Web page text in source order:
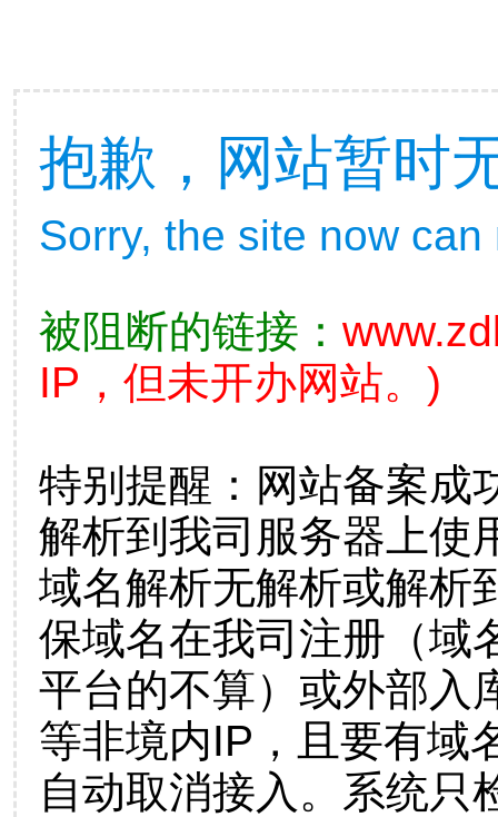
抱歉，网站暂时
Sorry, the site now
被阻断的链接：
IP，但未开办网站。)
特别提醒：网站备案成
解析到我司服务器上使
域名解析无解析或解析
保域名在我司注册（域
平台的不算）或外部入
等非境内IP，且要有域
自动取消接入。系统只